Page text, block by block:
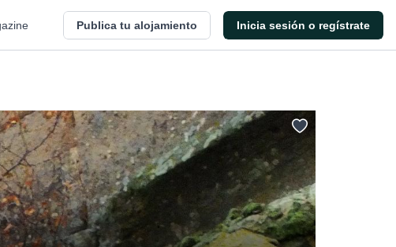
Publica tu alojamiento Inicia sesión o regístrate